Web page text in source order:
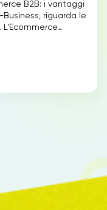
B2B: i vantaggi
riguarda le